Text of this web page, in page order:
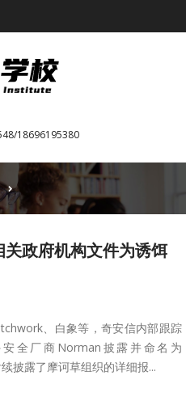
18696195380
政府机构文件为诱饵
、白象等，奇安信内部跟踪
全厂商Norman披露并命名为
披露了摩诃草组织的详细报...